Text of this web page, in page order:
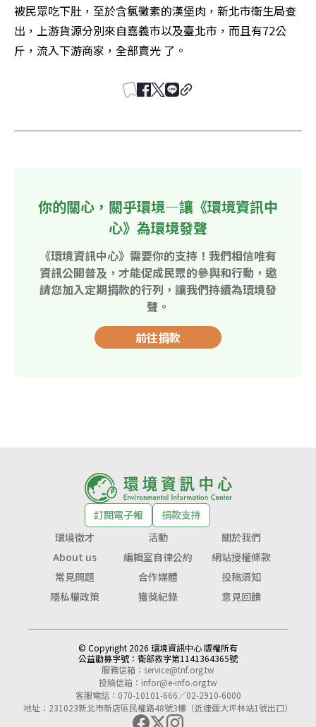
被民眾吃下肚，至於含氯黴素的漢堡肉，新北市衛生局查
出，上游貨源分別來自嘉義市以及臺北市，而且有72公
斤，流入下游商家，全部賣光 了。
你的關心，關乎環境—讓《環境資訊中
心》為環境發聲
《環境資訊中心》需要你的支持！我們相信唯有
資訊公開普及，才能促成民眾的參與和行動，邀
請您加入定期捐款的行列，讓我們持續為環境發
聲。
前往捐款
訂閱電子報
捐款支持
環境徵才
活動
關於我們
About us
編輯室自律公約
網站授權條款
常見問題
合作媒體
投稿須知
隱私權政策
獲獎紀錄 意見回饋
© Copyright 2026 環境資訊中心 版權所有
公益勸募字號： 衛部救字第1141364365號
服務信箱： service@tnf.org.tw
投稿信箱： infor@e-info.org.tw
客服電話：070-10101-666／02-2910-6000
地址：231023新北市新店區民權路48號3樓（近捷運大坪林站1號出口）